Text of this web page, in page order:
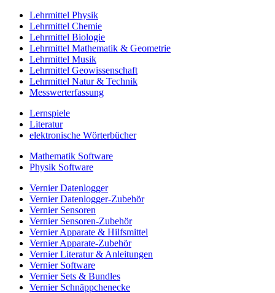
Lehrmittel Physik
Lehrmittel Chemie
Lehrmittel Biologie
Lehrmittel Mathematik & Geometrie
Lehrmittel Musik
Lehrmittel Geowissenschaft
Lehrmittel Natur & Technik
Messwerterfassung
Lernspiele
Literatur
elektronische Wörterbücher
Mathematik Software
Physik Software
Vernier Datenlogger
Vernier Datenlogger-Zubehör
Vernier Sensoren
Vernier Sensoren-Zubehör
Vernier Apparate & Hilfsmittel
Vernier Apparate-Zubehör
Vernier Literatur & Anleitungen
Vernier Software
Vernier Sets & Bundles
Vernier Schnäppchenecke